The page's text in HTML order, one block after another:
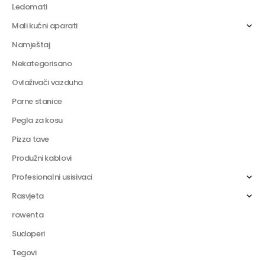
Ledomati
Mali kućni aparati
Namještaj
Nekategorisano
Ovlaživači vazduha
Parne stanice
Pegla za kosu
Pizza tave
Produžni kablovi
Profesionalni usisivaci
Rasvjeta
rowenta
Sudoperi
Tegovi